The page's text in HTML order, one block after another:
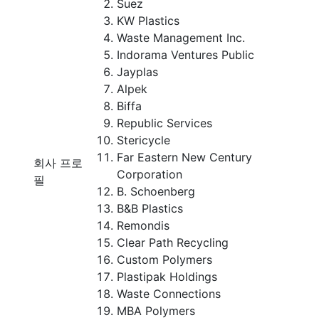
회사 프로
필
Suez
KW Plastics
Waste Management Inc.
Indorama Ventures Public
Jayplas
Alpek
Biffa
Republic Services
Stericycle
Far Eastern New Century
Corporation
B. Schoenberg
B&B Plastics
Remondis
Clear Path Recycling
Custom Polymers
Plastipak Holdings
Waste Connections
MBA Polymers